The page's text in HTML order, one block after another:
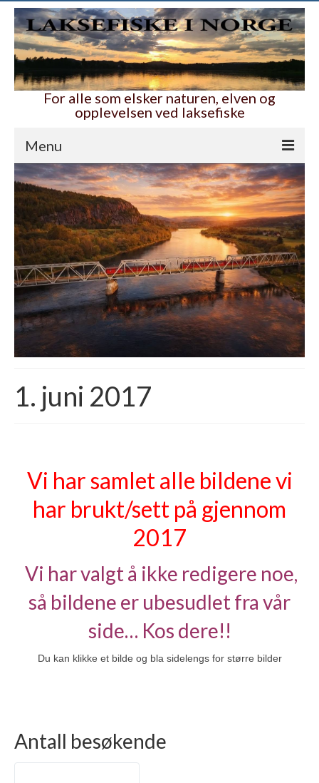
For alle som elsker naturen, elven og
opplevelsen ved laksefiske
Menu
Hjem
Nyttig og bra
Ambassadører
Våre folk i elva
Laksefiskelotteriet
Alle lotteriene
Guide til Laksefiske
Finn din fiskeplass
Medlemskap
Medlemside
Shoppen vår
Diverse
Fra storlaksklubben
Vår YouTube-kanal
1. juni 2017
Vi har samlet alle bildene vi
har brukt/sett på gjennom
2017
Vi har valgt å ikke redigere noe,
så bildene er ubesudlet fra vår
side… Kos dere!!
Du kan klikke et bilde og bla sidelengs for større bilder
Antall besøkende